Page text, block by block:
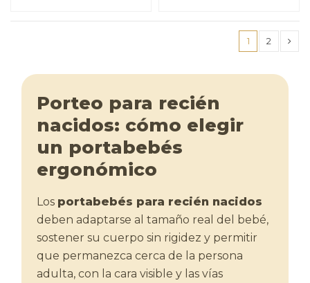
1 2
Porteo para recién
nacidos: cómo elegir
un portabebés
ergonómico
Los portabebés para recién nacidos
deben adaptarse al tamaño real del bebé,
sostener su cuerpo sin rigidez y permitir
que permanezca cerca de la persona
adulta, con la cara visible y las vías